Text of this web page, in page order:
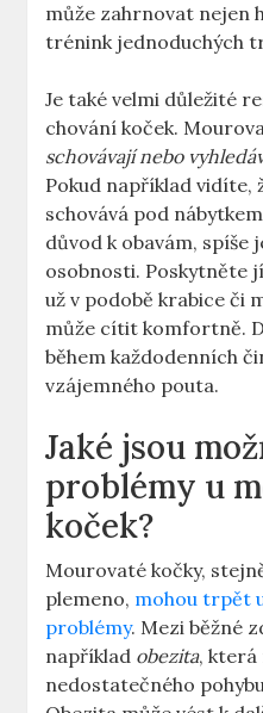
může zahrnovat nejen
trénink jednoduchých
Je také velmi důležité
chování koček.
schovávají nebo
Pokud například vidíte,
schovává pod
důvod k obavám, spíše
osobnosti. Poskytněte
už v podobě krabice či
může cítit komfortně.
během každodenních
vzájemného pouta.
Jaké jsou
problémy u
koček?
Mourovaté kočky,
plemeno, mohou trpět
problémy. Mezi běžné
například obezita, která
nedostatečného